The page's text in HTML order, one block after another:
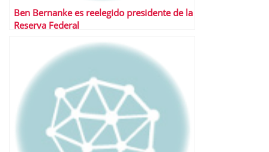
Ben Bernanke es reelegido presidente de la
Reserva Federal